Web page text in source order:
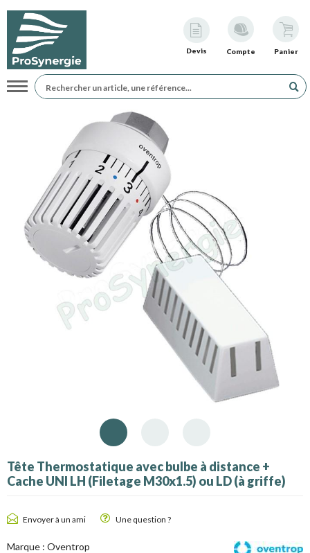
Devis Compte Panier
Navigation
Tête Thermostatique avec bulbe à distance +
Cache UNI LH (Filetage M30x1.5) ou LD (à griffe)
Envoyer à un ami Une question ?
Marque : Oventrop